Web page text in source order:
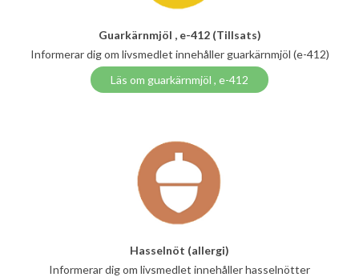
Guarkärnmjöl , e-412 (Tillsats)
Informerar dig om livsmedlet innehåller guarkärnmjöl (e-412)
Läs om guarkärnmjöl , e-412
Hasselnöt (allergi)
Informerar dig om livsmedlet innehåller hasselnötter